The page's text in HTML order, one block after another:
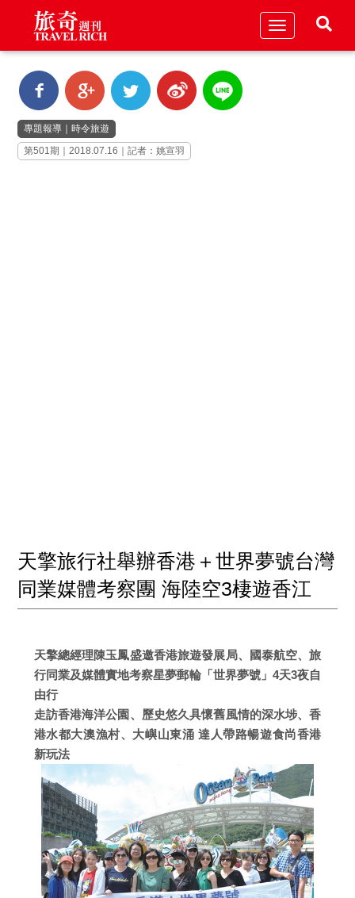
Toggle
專題報導
時令旅遊
第501期｜2018.07.16｜記者：姚宣羽
天擎旅行社舉辦香港＋世界夢號台灣
同業媒體考察團 海陸空3棲遊香江
天擎總經理陳玉鳳盛邀香港旅遊發展局、國泰航空、旅
行同業及媒體實地考察星夢郵輪「世界夢號」4天3夜自
由行
走訪香港海洋公園、歷史悠久具懷舊風情的深水埗、香
港水都大澳漁村、大嶼山東涌 達人帶路暢遊食尚香港
新玩法